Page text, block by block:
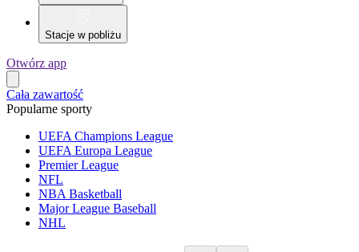
Stacje w pobliżu
Otwórz app
Cała zawartość
Popularne sporty
UEFA Champions League
UEFA Europa League
Premier League
NFL
NBA Basketball
Major League Baseball
NHL